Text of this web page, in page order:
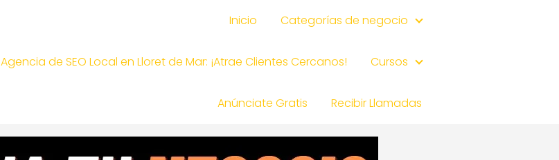
Inicio Categorías de negocio
Agencia de SEO Local en Lloret de Mar: ¡Atrae Clientes Cercanos! Cursos
Anúnciate Gratis Recibir Llamadas